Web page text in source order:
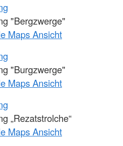
"Bergzwerge"
Maps Ansicht
"Burgzwerge"
Maps Ansicht
„Rezatstrolche“
Maps Ansicht